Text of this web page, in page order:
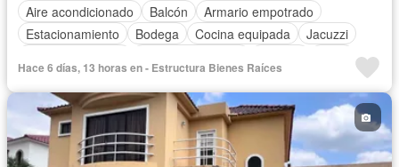
Aire acondicionado
Balcón
Armario empotrado
Estacionamiento
Bodega Cocina equipada
Jacuzzi
Área para niños
Conserje Jardín
Garita de guardianía
Piscina
Hace 6 días, 13 horas en - Estructura Bienes Raíces